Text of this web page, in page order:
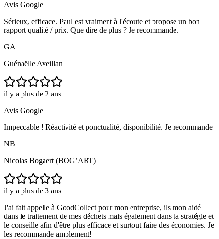
Avis Google
Sérieux, efficace. Paul est vraiment à l'écoute et propose un bon
rapport qualité / prix. Que dire de plus ? Je recommande.
GA
Guénaëlle Aveillan
il y a plus de 2 ans
Avis Google
Impeccable ! Réactivité et ponctualité, disponibilité. Je recommande
NB
Nicolas Bogaert (BOG’ART)
il y a plus de 3 ans
J'ai fait appelle à GoodCollect pour mon entreprise, ils mon aidé
dans le traitement de mes déchets mais également dans la stratégie et
le conseille afin d'être plus efficace et surtout faire des économies. Je
les recommande amplement!